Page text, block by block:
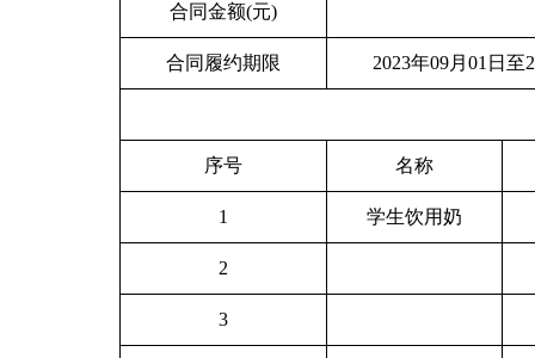
合同金额(元)
合同履约期限 2023年09月01日至
序号 名称
1 学生饮用奶
2
3